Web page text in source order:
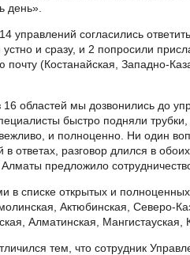
день».
управлений согласились
устно и сразу, и 2 попросили
почту (Костанайская, Западно-
областей мы дозвонились до
быстро подняли трубки,
и полноценно. Ни один
в ответах, разговор длился в
предложило
в списке открытых и полноценных
Актюбинская, Северо-
Алматинская, Мангистауская,
тем, что сотрудник